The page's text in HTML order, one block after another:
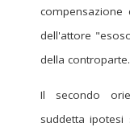
compensazione
dell'attore
della controparte.
Il secondo
suddetta